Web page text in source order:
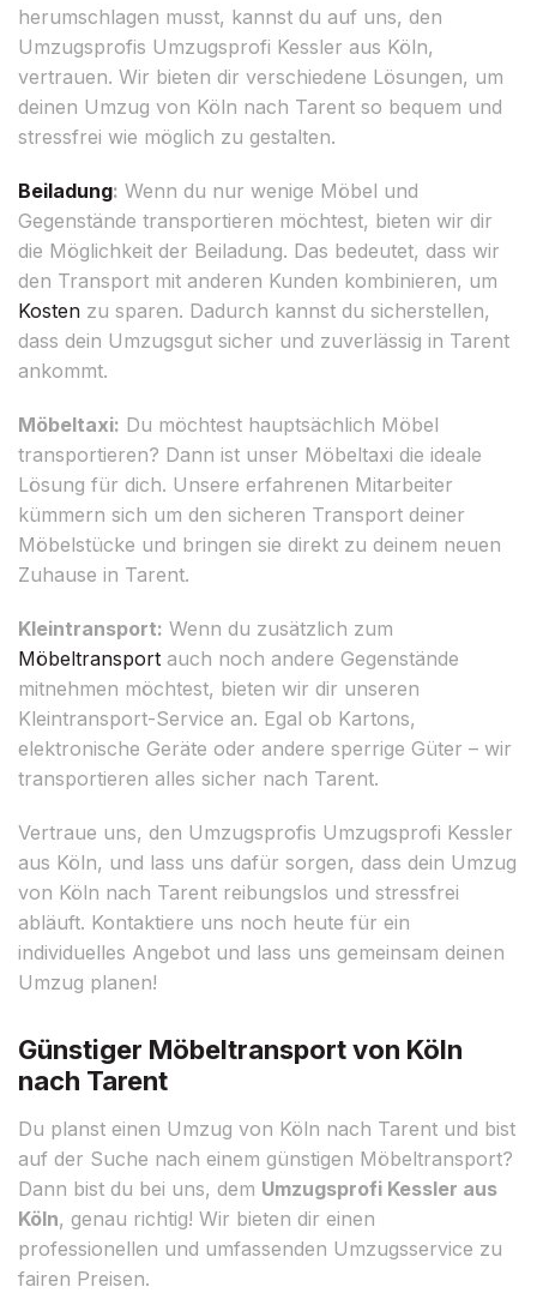
herumschlagen musst, kannst du auf uns, den
Umzugsprofis Umzugsprofi Kessler aus Köln,
vertrauen. Wir bieten dir verschiedene Lösungen, um
deinen Umzug von Köln nach Tarent so bequem und
stressfrei wie möglich zu gestalten.
Beiladung: Wenn du nur wenige Möbel und
Gegenstände transportieren möchtest, bieten wir dir
die Möglichkeit der Beiladung. Das bedeutet, dass wir
den Transport mit anderen Kunden kombinieren, um
Kosten zu sparen. Dadurch kannst du sicherstellen,
dass dein Umzugsgut sicher und zuverlässig in Tarent
ankommt.
Möbeltaxi: Du möchtest hauptsächlich Möbel
transportieren? Dann ist unser Möbeltaxi die ideale
Lösung für dich. Unsere erfahrenen Mitarbeiter
kümmern sich um den sicheren Transport deiner
Möbelstücke und bringen sie direkt zu deinem neuen
Zuhause in Tarent.
Kleintransport: Wenn du zusätzlich zum
Möbeltransport auch noch andere Gegenstände
mitnehmen möchtest, bieten wir dir unseren
Kleintransport-Service an. Egal ob Kartons,
elektronische Geräte oder andere sperrige Güter – wir
transportieren alles sicher nach Tarent.
Vertraue uns, den Umzugsprofis Umzugsprofi Kessler
aus Köln, und lass uns dafür sorgen, dass dein Umzug
von Köln nach Tarent reibungslos und stressfrei
abläuft. Kontaktiere uns noch heute für ein
individuelles Angebot und lass uns gemeinsam deinen
Umzug planen!
Günstiger Möbeltransport von Köln
nach Tarent
Du planst einen Umzug von Köln nach Tarent und bist
auf der Suche nach einem günstigen Möbeltransport?
Dann bist du bei uns, dem Umzugsprofi Kessler aus
Köln, genau richtig! Wir bieten dir einen
professionellen und umfassenden Umzugsservice zu
fairen Preisen.